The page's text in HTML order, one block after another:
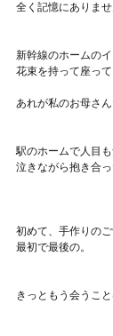
全く記憶にありま
新幹線のホームの
花束を持って座っ
あれが私のお母さ
駅のホームで人目
泣きながら抱き合
初めて、手作りのご
最初で最後の。
きっともう会うこ